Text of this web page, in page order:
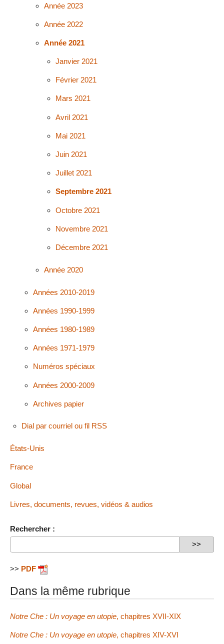
Année 2023
Année 2022
Année 2021
Janvier 2021
Février 2021
Mars 2021
Avril 2021
Mai 2021
Juin 2021
Juillet 2021
Septembre 2021
Octobre 2021
Novembre 2021
Décembre 2021
Année 2020
Années 2010-2019
Années 1990-1999
Années 1980-1989
Années 1971-1979
Numéros spéciaux
Années 2000-2009
Archives papier
Dial par courriel ou fil RSS
États-Unis
France
Global
Livres, documents, revues, vidéos & audios
Rechercher :
>> PDF
Dans la même rubrique
Notre Che : Un voyage en utopie, chapitres XVII-XIX
Notre Che : Un voyage en utopie, chapitres XIV-XVI